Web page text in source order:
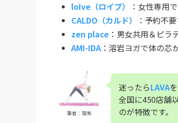
loIve（ロイブ）
：女性専用
CALDO（カルド）
：予約不
zen place ：男女共用＆ピラ
AMI-IDA：溶岩ヨガで体の芯
筆者：理美
迷ったらLAVA
全国に450店舗
のが特徴です。